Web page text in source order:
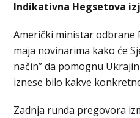
Indikativna Hegsetova
Američki ministar odbrane
maja novinarima kako će
način” da pomognu
iznese bilo kakve
Zadnja runda pregovora